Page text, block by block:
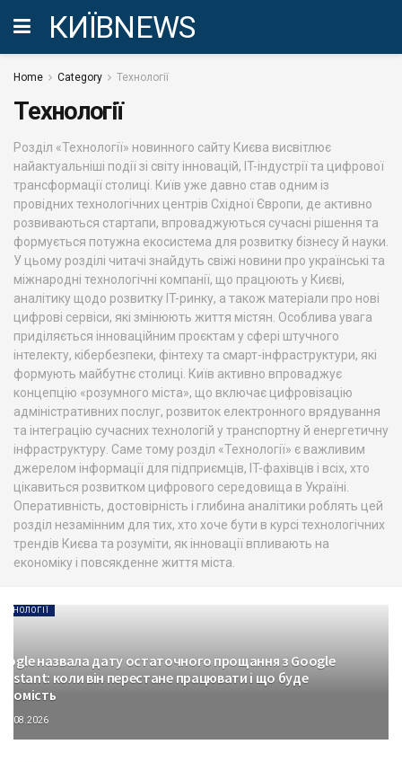
КИЇВNEWS
Home Category Технології
Технології
Розділ «Технології» новинного сайту Києва висвітлює
найактуальніші події зі світу інновацій, IT-індустрії та цифрової
трансформації столиці. Київ уже давно став одним із
провідних технологічних центрів Східної Європи, де активно
розвиваються стартапи, впроваджуються сучасні рішення та
формується потужна екосистема для розвитку бізнесу й науки.
У цьому розділі читачі знайдуть свіжі новини про українські та
міжнародні технологічні компанії, що працюють у Києві,
аналітику щодо розвитку IT-ринку, а також матеріали про нові
цифрові сервіси, які змінюють життя містян. Особлива увага
приділяється інноваційним проєктам у сфері штучного
інтелекту, кібербезпеки, фінтеху та смарт-інфраструктури, які
формують майбутнє столиці. Київ активно впроваджує
концепцію «розумного міста», що включає цифровізацію
адміністративних послуг, розвиток електронного врядування
та інтеграцію сучасних технологій у транспортну й енергетичну
інфраструктуру. Саме тому розділ «Технології» є важливим
джерелом інформації для підприємців, IT-фахівців і всіх, хто
цікавиться розвитком цифрового середовища в Україні.
Оперативність, достовірність і глибина аналітики роблять цей
розділ незамінним для тих, хто хоче бути в курсі технологічних
трендів Києва та розуміти, як інновації впливають на
економіку і повсякденне життя міста.
назвала дату остаточного прощання з Google
коли він перестане працювати і що буде